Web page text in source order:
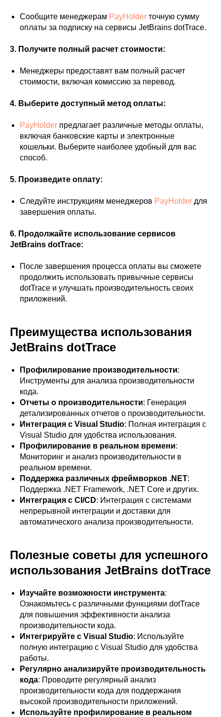
Сообщите менеджерам PayHolder точную сумму
оплаты за подписку на сервисы JetBrains dotTrace.
3. Получите полный расчет стоимости:
Менеджеры предоставят вам полный расчет
стоимости, включая комиссию за перевод.
4. Выберите доступный метод оплаты:
PayHolder предлагает различные методы оплаты,
включая банковские карты и электронные
кошельки. Выберите наиболее удобный для вас
способ.
5. Произведите оплату:
Следуйте инструкциям менеджеров PayHolder для
завершения оплаты.
6. Продолжайте использование сервисов
JetBrains dotTrace:
После завершения процесса оплаты вы сможете
продолжить использовать привычные сервисы
dotTrace и улучшать производительность своих
приложений.
Преимущества использования
JetBrains dotTrace
Профилирование производительности:
Инструменты для анализа производительности
кода.
Отчеты о производительности: Генерация
детализированных отчетов о производительности.
Интеграция с Visual Studio: Полная интеграция с
Visual Studio для удобства использования.
Профилирование в реальном времени:
Мониторинг и анализ производительности в
реальном времени.
Поддержка различных фреймворков .NET:
Поддержка .NET Framework, .NET Core и других.
Интеграция с CI/CD: Интеграция с системами
непрерывной интеграции и доставки для
автоматического анализа производительности.
Полезные советы для успешного
использования JetBrains dotTrace
Изучайте возможности инструмента:
Ознакомьтесь с различными функциями dotTrace
для повышения эффективности анализа
производительности кода.
Интегрируйте с Visual Studio: Используйте
полную интеграцию с Visual Studio для удобства
работы.
Регулярно анализируйте производительность
кода: Проводите регулярный анализ
производительности кода для поддержания
высокой производительности приложений.
Используйте профилирование в реальном